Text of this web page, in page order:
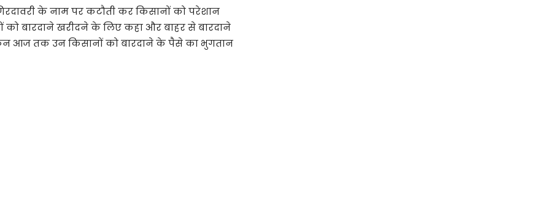
के नाम पर कटौती कर किसानों को परेशान
को बारदाने खरीदने के लिए कहा और बाहर से बारदाने
आज तक उन किसानों को बारदाने के पैसे का भुगतान